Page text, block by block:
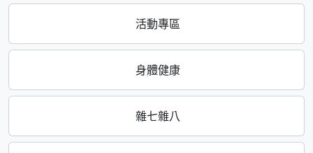
活動專區
身體健康
雜七雜八